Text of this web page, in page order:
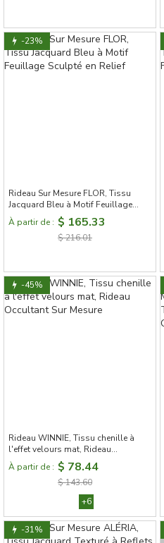
-23%
Rideau Sur Mesure FLOR, Tissu
Jacquard Bleu à Motif Feuillage
Sculpté en Relief
À partir de : $ 165.33
$ 216.01
-45%
Rideau WINNIE, Tissu chenille à
l'effet velours mat, Rideau
Occultant Sur Mesure
À partir de : $ 78.44
$ 143.60
+6
-31%